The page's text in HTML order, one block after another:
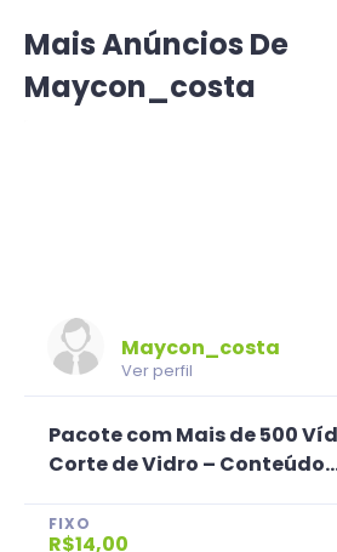
Mais Anúncios De
Maycon_costa
Maycon_costa
Ver perfil
Pacote com Mais de 500
Corte de Vidro –
FIXO
R$14,00